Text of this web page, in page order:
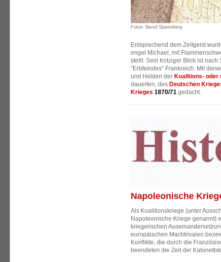
Fotos: Bernd Sparenberg
Entsprechend dem Zeitgeist
engel Michael, mit
stellt. Sein trotziger Blick ist
"Erbfeindes" Frankreich. Mit
und Helden der Koalitions- oder
dauerten, des Deutschen
Krieges 1870/71 gedacht.
Napoleonische
Als Koalitionskriege (unter
Napoleonische Kriege genannt)
kriegerischen
europäischen Machtrivalen
Konflikte, die durch die
beendeten die Zeit der